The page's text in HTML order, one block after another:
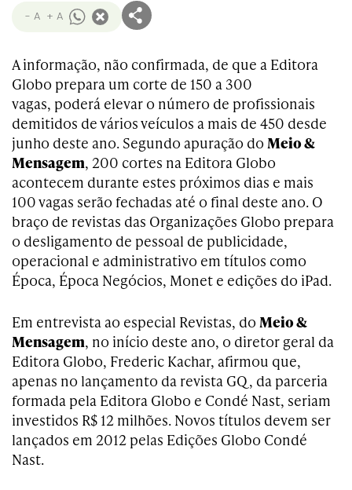
- A + A
A informação, não confirmada, de que a Editora
Globo prepara um corte de 150 a 300
vagas, poderá elevar o número de profissionais
demitidos de vários veículos a mais de 450 desde
junho deste ano. Segundo apuração do Meio &
Mensagem, 200 cortes na Editora Globo
acontecem durante estes próximos dias e mais
100 vagas serão fechadas até o final deste ano. O
braço de revistas das Organizações Globo prepara
o desligamento de pessoal de publicidade,
operacional e administrativo em títulos como
Época, Época Negócios, Monet e edições do iPad.
Em entrevista ao especial Revistas, do Meio &
Mensagem, no início deste ano, o diretor geral da
Editora Globo, Frederic Kachar, afirmou que,
apenas no lançamento da revista GQ, da parceria
formada pela Editora Globo e Condé Nast, seriam
investidos R$ 12 milhões. Novos títulos devem ser
lançados em 2012 pelas Edições Globo Condé
Nast.